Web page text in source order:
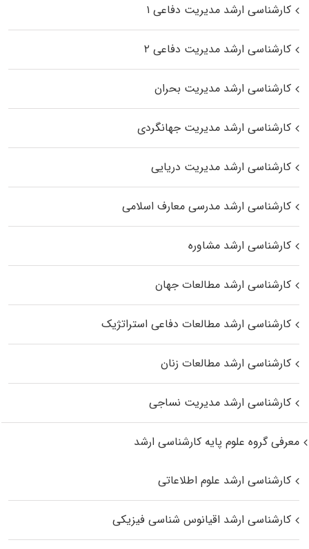
کارشناسی ارشد مدیریت دفاعی ۱
کارشناسی ارشد مدیریت دفاعی ۲
کارشناسی ارشد مدیریت بحران
کارشناسی ارشد مدیریت جهانگردی
کارشناسی ارشد مدیریت دریایی
کارشناسی ارشد مدرسی معارف اسلامی
کارشناسی ارشد مشاوره
کارشناسی ارشد مطالعات جهان
کارشناسی ارشد مطالعات دفاعی استراتژیک
کارشناسی ارشد مطالعات زنان
کارشناسی ارشد مدیریت نساجی
معرفی گروه علوم پایه کارشناسی ارشد
کارشناسی ارشد علوم اطلاعاتی
کارشناسی ارشد اقیانوس‌ شناسی فیزیکی